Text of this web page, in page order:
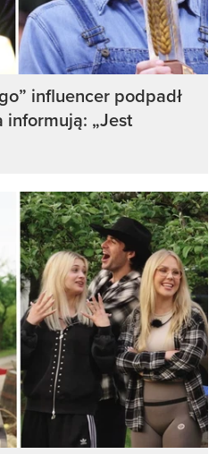
influencer podpadł
„Jest